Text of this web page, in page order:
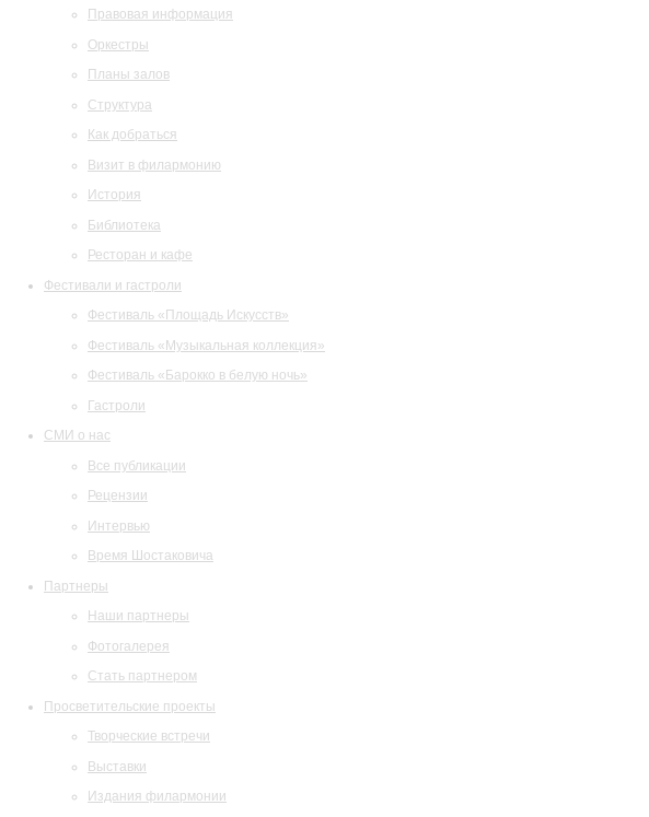
Правовая информация
Оркестры
Планы залов
Структура
Как добраться
Визит в филармонию
История
Библиотека
Ресторан и кафе
Фестивали и гастроли
Фестиваль «Площадь Искусств»
Фестиваль «Музыкальная коллекция»
Фестиваль «Барокко в белую ночь»
Гастроли
СМИ о нас
Все публикации
Рецензии
Интервью
Время Шостаковича
Партнеры
Наши партнеры
Фотогалерея
Стать партнером
Просветительские проекты
Творческие встречи
Выставки
Издания филармонии